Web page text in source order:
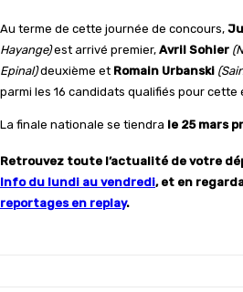
Au terme de cette journée de concours,
Hayange)est arrivé premier, Avril Sohier
Epinal)deuxième et Romain Urbanski
parmi les 16 candidats qualifiés pour cette
La finale nationale se tiendra le 25 mars
Retrouvez toute l’actualité de votre
Info du lundi au vendredi, et en
reportages en replay.